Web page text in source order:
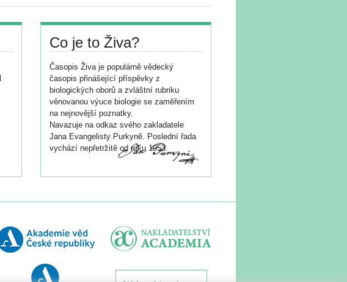
Co je to Živa?
Časopis Živa je populárně vědecký
časopis přinášející příspěvky z
biologických oborů a zvláštní rubriku
věnovanou výuce biologie se zaměřením
na nejnovější poznatky.
Navazuje na odkaz svého zakladatele
Jana Evangelisty Purkyně. Poslední řada
vychází nepřetržitě od roku 1953.